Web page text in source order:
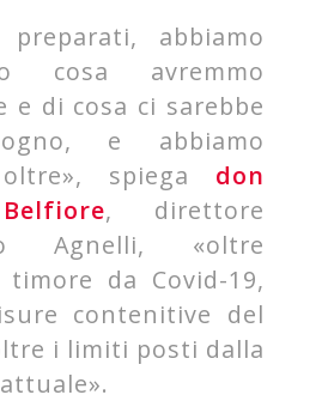
preparati, abbiamo
cosa avremmo
e di cosa ci sarebbe
e abbiamo
spiega don
, direttore
Agnelli, «oltre
timore da Covid-19,
contenitive del
i limiti posti dalla